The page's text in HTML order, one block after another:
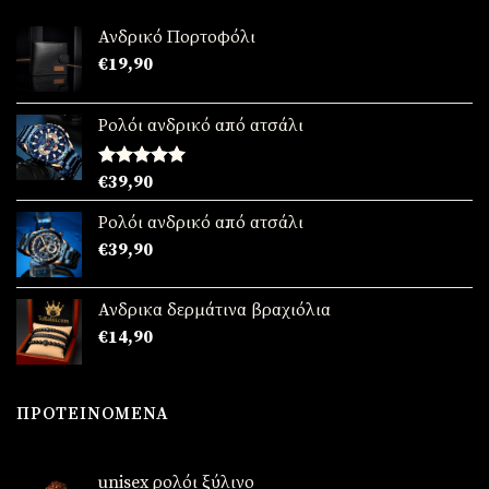
Ανδρικό Πορτοφόλι
€19,90
Ρολόι ανδρικό από ατσάλι
Βαθμολογήθηκε
με5.00
από 5
€39,90
Ρολόι ανδρικό από ατσάλι
€39,90
Ανδρικα δερμάτινα βραχιόλια
€14,90
ΠΡΟΤΕΙΝΌΜΕΝΑ
unisex ρολόι ξύλινο